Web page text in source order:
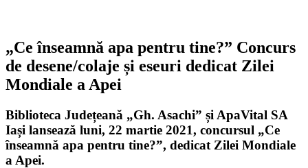
„Ce înseamnă apa pentru tine?” Concurs
de desene/colaje și eseuri dedicat Zilei
Mondiale a Apei
Biblioteca Județeană „Gh. Asachi” și ApaVital SA
Iași lansează luni, 22 martie 2021, concursul „Ce
înseamnă apa pentru tine?”, dedicat Zilei Mondiale
a Apei.